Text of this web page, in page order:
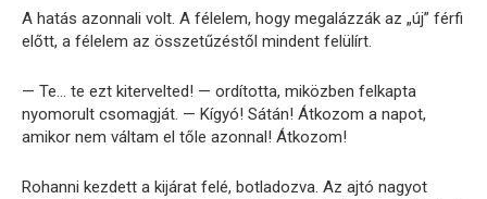
A hatás azonnali volt. A félelem, hogy megalázzák az „új” férfi
előtt, a félelem az összetűzéstől mindent felülírt.
— Te… te ezt kitervelted! — ordította, miközben felkapta
nyomorult csomagját. — Kígyó! Sátán! Átkozom a napot,
amikor nem váltam el tőle azonnal! Átkozom!
Rohanni kezdett a kijárat felé, botladozva. Az ajtó nagyot